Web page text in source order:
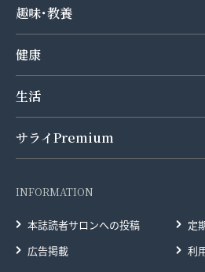
趣味･教養
健康
生活
サライPremium
INFORMATION
本誌読者サロンへの投稿
定
広告掲載
利